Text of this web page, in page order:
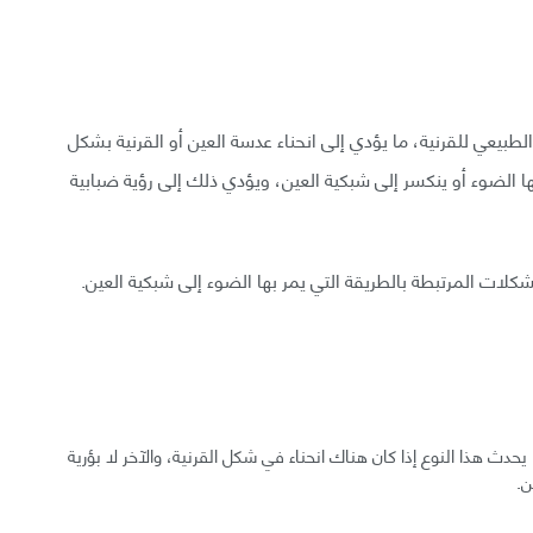
للقرنية، ما يؤدي إلى انحناء عدسة العين أو القرنية بشكل
أو ينكسر إلى شبكية العين، ويؤدي ذلك إلى رؤية ضبابية
المرتبطة بالطريقة التي يمر بها الضوء إلى شبكية العين.
هذا النوع إذا كان هناك انحناء في شكل القرنية، والآخر لا بؤرية